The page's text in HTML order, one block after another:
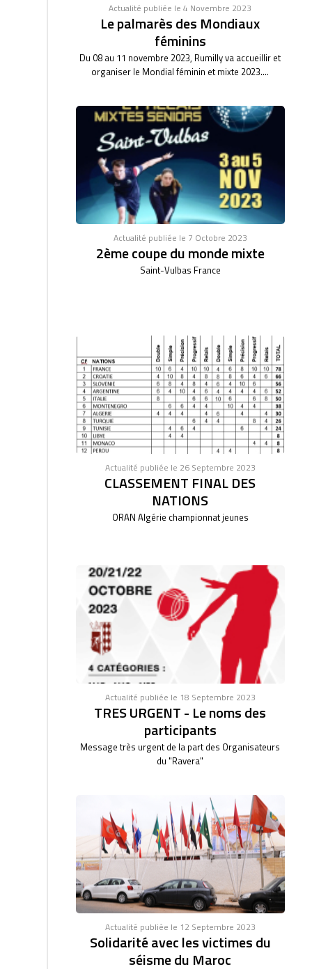
Actualité publiée le 4 Novembre 2023
Le palmarès des Mondiaux
féminins
Du 08 au 11 novembre 2023, Rumilly va accueillir et
organiser le Mondial féminin et mixte 2023....
Actualité publiée le 7 Octobre 2023
2ème coupe du monde mixte
Saint-Vulbas France
Actualité publiée le 26 Septembre 2023
CLASSEMENT FINAL DES
NATIONS
ORAN Algérie championnat jeunes
Actualité publiée le 18 Septembre 2023
TRES URGENT - Le noms des
participants
Message très urgent de la part des Organisateurs
du "Ravera"
Actualité publiée le 12 Septembre 2023
Solidarité avec les victimes du
séisme du Maroc